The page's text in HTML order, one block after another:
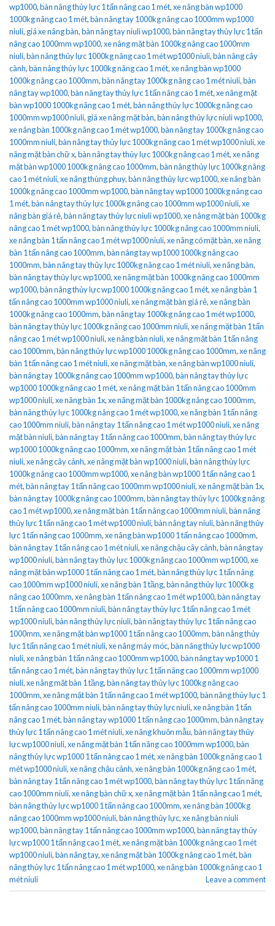
wp1000,bàn nâng thủy lực 1 tấn nâng cao 1 mét,xe nâng bàn wp1000
1000kg nâng cao 1 mét,bàn nâng tay 1000kg nâng cao 1000mm wp1000
niuli, giá xe nâng bàn,bàn nâng tay niuli wp1000,bàn nâng tay thủy lực 1 tấn
nâng cao 1000mm wp1000,xe nâng mặt bàn 1000kg nâng cao 1000mm
niuli,bàn nâng thủy lực 1000kg nâng cao 1 mét wp1000 niuli,bàn nâng cây
cành,bàn nâng thủy lực 1000kg nâng cao 1 mét,xe nâng bàn wp1000
1000kg nâng cao 1000mm,bàn nâng tay 1000kg nâng cao 1 mét niuli,bàn
nâng tay wp1000,bàn nâng tay thủy lực 1 tấn nâng cao 1 mét,xe nâng mặt
bàn wp1000 1000kg nâng cao 1 mét,bàn nâng thủy lực 1000kg nâng cao
1000mm wp1000 niuli, giá xe nâng mặt bàn,bàn nâng thủy lực niuli wp1000,
xe nâng bàn 1000kg nâng cao 1 mét wp1000,bàn nâng tay 1000kg nâng cao
1000mm niuli,bàn nâng tay thủy lực 1000kg nâng cao 1 mét wp1000 niuli,xe
nâng mặt bàn chữ x,bàn nâng tay thủy lực 1000kg nâng cao 1 mét,xe nâng
mặt bàn wp1000 1000kg nâng cao 1000mm,bàn nâng thủy lực 1000kg nâng
cao 1 mét niuli,xe nâng thùng phuy,bàn nâng thủy lực wp1000,xe nâng bàn
1000kg nâng cao 1000mm wp1000,bàn nâng tay wp1000 1000kg nâng cao
1 mét,bàn nâng tay thủy lực 1000kg nâng cao 1000mm wp1000 niuli,xe
nâng bàn giá rẻ,bàn nâng tay thủy lực niuli wp1000,xe nâng mặt bàn 1000kg
nâng cao 1 mét wp1000,bàn nâng thủy lực 1000kg nâng cao 1000mm niuli,
xe nâng bàn 1 tấn nâng cao 1 mét wp1000 niuli,xe nâng có mặt bàn,xe nâng
bàn 1 tấn nâng cao 1000mm,bàn nâng tay wp1000 1000kg nâng cao
1000mm,bàn nâng tay thủy lực 1000kg nâng cao 1 mét niuli,xe nâng bàn,
bàn nâng tay thủy lực wp1000,xe nâng mặt bàn 1000kg nâng cao 1000mm
wp1000,bàn nâng thủy lực wp1000 1000kg nâng cao 1 mét,xe nâng bàn 1
tấn nâng cao 1000mm wp1000 niuli,xe nâng mặt bàn giá rẻ,xe nâng bàn
1000kg nâng cao 1000mm,bàn nâng tay 1000kg nâng cao 1 mét wp1000,
bàn nâng tay thủy lực 1000kg nâng cao 1000mm niuli,xe nâng mặt bàn 1 tấn
nâng cao 1 mét wp1000 niuli,xe nâng bàn niuli,xe nâng mặt bàn 1 tấn nâng
cao 1000mm,bàn nâng thủy lực wp1000 1000kg nâng cao 1000mm,xe nâng
bàn 1 tấn nâng cao 1 mét niuli,xe nâng mặt bàn,xe nâng bàn wp1000 niuli,
bàn nâng tay 1000kg nâng cao 1000mm wp1000,bàn nâng tay thủy lực
wp1000 1000kg nâng cao 1 mét,xe nâng mặt bàn 1 tấn nâng cao 1000mm
wp1000 niuli,xe nâng bàn 1x,xe nâng mặt bàn 1000kg nâng cao 1000mm,
bàn nâng thủy lực 1000kg nâng cao 1 mét wp1000,xe nâng bàn 1 tấn nâng
cao 1000mm niuli,bàn nâng tay 1 tấn nâng cao 1 mét wp1000 niuli,xe nâng
mặt bàn niuli,bàn nâng tay 1 tấn nâng cao 1000mm,bàn nâng tay thủy lực
wp1000 1000kg nâng cao 1000mm,xe nâng mặt bàn 1 tấn nâng cao 1 mét
niuli,xe nâng cây cảnh,xe nâng mặt bàn wp1000 niuli,bàn nâng thủy lực
1000kg nâng cao 1000mm wp1000,xe nâng bàn wp1000 1 tấn nâng cao 1
mét,bàn nâng tay 1 tấn nâng cao 1000mm wp1000 niuli,xe nâng mặt bàn 1x,
bàn nâng tay 1000kg nâng cao 1000mm,bàn nâng tay thủy lực 1000kg nâng
cao 1 mét wp1000,xe nâng mặt bàn 1 tấn nâng cao 1000mm niuli,bàn nâng
thủy lực 1 tấn nâng cao 1 mét wp1000 niuli,bàn nâng tay niuli,bàn nâng thủy
lực 1 tấn nâng cao 1000mm,xe nâng bàn wp1000 1 tấn nâng cao 1000mm,
bàn nâng tay 1 tấn nâng cao 1 mét niuli,xe nâng chậu cây cảnh,bàn nâng tay
wp1000 niuli,bàn nâng tay thủy lực 1000kg nâng cao 1000mm wp1000,xe
nâng mặt bàn wp1000 1 tấn nâng cao 1 mét,bàn nâng thủy lực 1 tấn nâng
cao 1000mm wp1000 niuli,xe nâng bàn 1 tầng,bàn nâng thủy lực 1000kg
nâng cao 1000mm,xe nâng bàn 1 tấn nâng cao 1 mét wp1000,bàn nâng tay
1 tấn nâng cao 1000mm niuli,bàn nâng tay thủy lực 1 tấn nâng cao 1 mét
wp1000 niuli,bàn nâng thủy lực niuli,bàn nâng tay thủy lực 1 tấn nâng cao
1000mm,xe nâng mặt bàn wp1000 1 tấn nâng cao 1000mm,bàn nâng thủy
lực 1 tấn nâng cao 1 mét niuli,xe nâng máy móc,bàn nâng thủy lực wp1000
niuli,xe nâng bàn 1 tấn nâng cao 1000mm wp1000,bàn nâng tay wp1000 1
tấn nâng cao 1 mét,bàn nâng tay thủy lực 1 tấn nâng cao 1000mm wp1000
niuli,xe nâng mặt bàn 1 tầng,bàn nâng tay thủy lực 1000kg nâng cao
1000mm,xe nâng mặt bàn 1 tấn nâng cao 1 mét wp1000,bàn nâng thủy lực 1
tấn nâng cao 1000mm niuli,bàn nâng tay thủy lực niuli,xe nâng bàn 1 tấn
nâng cao 1 mét,bàn nâng tay wp1000 1 tấn nâng cao 1000mm,bàn nâng tay
thủy lực 1 tấn nâng cao 1 mét niuli,xe nâng khuôn mẫu,bàn nâng tay thủy
lực wp1000 niuli,xe nâng mặt bàn 1 tấn nâng cao 1000mm wp1000,bàn
nâng thủy lực wp1000 1 tấn nâng cao 1 mét,xe nâng bàn 1000kg nâng cao 1
mét wp1000 niuli,xe nâng chậu cảnh,xe nâng bàn 1000kg nâng cao 1 mét,
bàn nâng tay 1 tấn nâng cao 1 mét wp1000,bàn nâng tay thủy lực 1 tấn nâng
cao 1000mm niuli,xe nâng bàn chữ x,xe nâng mặt bàn 1 tấn nâng cao 1 mét,
bàn nâng thủy lực wp1000 1 tấn nâng cao 1000mm,xe nâng bàn 1000kg
nâng cao 1000mm wp1000 niuli,bàn nâng thủy lực,xe nâng bàn niuli
wp1000,bàn nâng tay 1 tấn nâng cao 1000mm wp1000,bàn nâng tay thủy
lực wp1000 1 tấn nâng cao 1 mét,xe nâng mặt bàn 1000kg nâng cao 1 mét
wp1000 niuli,bàn nâng tay,xe nâng mặt bàn 1000kg nâng cao 1 mét,bàn
nâng thủy lực 1 tấn nâng cao 1 mét wp1000,xe nâng bàn 1000kg nâng cao 1
mét niuli
Leave a comment